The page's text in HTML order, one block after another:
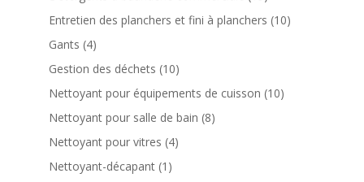
Entretien des planchers et fini à planchers (10)
Gants (4)
Gestion des déchets (10)
Nettoyant pour équipements de cuisson (10)
Nettoyant pour salle de bain (8)
Nettoyant pour vitres (4)
Nettoyant-décapant (1)